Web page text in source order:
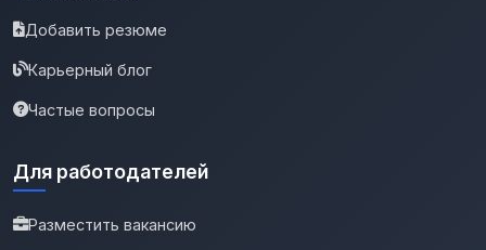
Добавить резюме
Карьерный блог
Частые вопросы
Для работодателей
Разместить вакансию